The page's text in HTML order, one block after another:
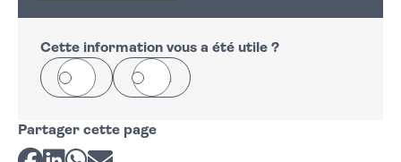
Cette information vous a été utile ?
Oui Non
Partager cette page
Partager sur Facebook
Partager sur LinkedIn
Partager sur Whatsapp
Partager par courriel